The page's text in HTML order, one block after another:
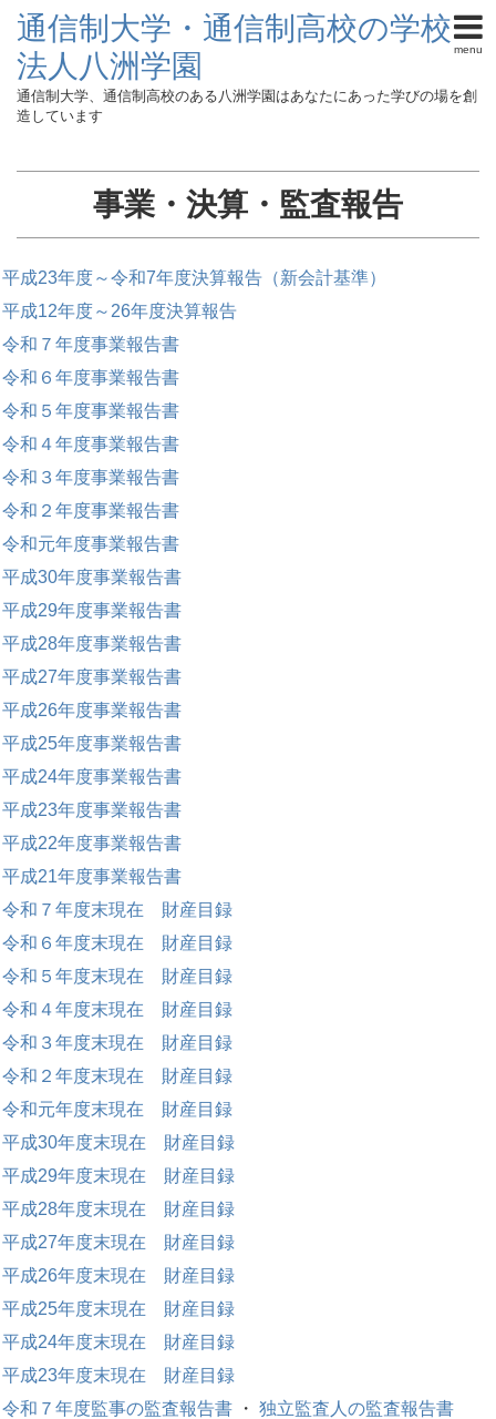
menu
通信制大学・通信制高校の学校
法人八洲学園
通信制大学、通信制高校のある八洲学園はあなたにあった学びの場を創
造しています
事業・決算・監査報告
平成23年度～令和7年度決算報告（新会計基準）
平成12年度～26年度決算報告
令和７年度事業報告書
令和６年度事業報告書
令和５年度事業報告書
令和４年度事業報告書
令和３年度事業報告書
令和２年度事業報告書
令和元年度事業報告書
平成30年度事業報告書
平成29年度事業報告書
平成28年度事業報告書
平成27年度事業報告書
平成26年度事業報告書
平成25年度事業報告書
平成24年度事業報告書
平成23年度事業報告書
平成22年度事業報告書
平成21年度事業報告書
令和７年度末現在 財産目録
令和６年度末現在 財産目録
令和５年度末現在 財産目録
令和４年度末現在 財産目録
令和３年度末現在 財産目録
令和２年度末現在 財産目録
令和元年度末現在 財産目録
平成30年度末現在 財産目録
平成29年度末現在 財産目録
平成28年度末現在 財産目録
平成27年度末現在 財産目録
平成26年度末現在 財産目録
平成25年度末現在 財産目録
平成24年度末現在 財産目録
平成23年度末現在 財産目録
令和７年度監事の監査報告書 ・ 独立監査人の監査報告書